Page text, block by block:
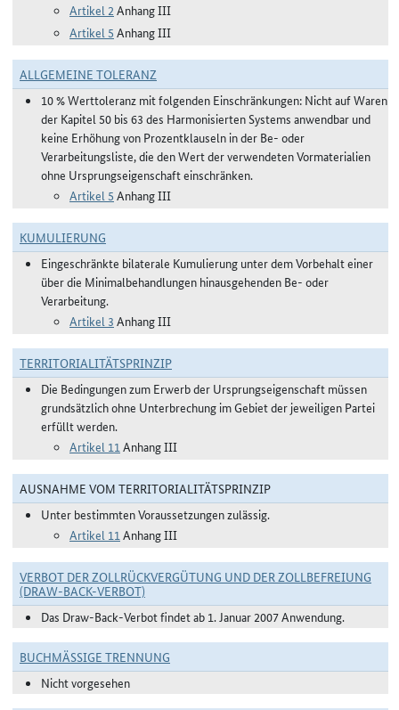
Artikel 2 Anhang III
Artikel 5 Anhang III
ALLGEMEINE TOLERANZ
10 % Werttoleranz mit folgenden Einschränkungen: Nicht auf Waren
der Kapitel 50 bis 63 des Harmonisierten Systems anwendbar und
keine Erhöhung von Prozentklauseln in der Be- oder
Verarbeitungsliste, die den Wert der verwendeten Vormaterialien
ohne Ursprungseigenschaft einschränken.
Artikel 5 Anhang III
KUMULIERUNG
Eingeschränkte bilaterale Kumulierung unter dem Vorbehalt einer
über die Minimalbehandlungen hinausgehenden Be- oder
Verarbeitung.
Artikel 3 Anhang III
TERRITORIALITÄTSPRINZIP
Die Bedingungen zum Erwerb der Ursprungseigenschaft müssen
grundsätzlich ohne Unterbrechung im Gebiet der jeweiligen Partei
erfüllt werden.
Artikel 11Anhang III
AUSNAHME VOM TERRITORIALITÄTSPRINZIP
Unter bestimmten Voraussetzungen zulässig.
Artikel 11Anhang III
VERBOT DER ZOLLRÜCKVERGÜTUNG UND DER ZOLLBEFREIUNG
(DRAW-BACK-VERBOT)
Das Draw-Back-Verbot findet ab 1. Januar 2007 Anwendung.
BUCHMÄSSIGE TRENNUNG
Nicht vorgesehen